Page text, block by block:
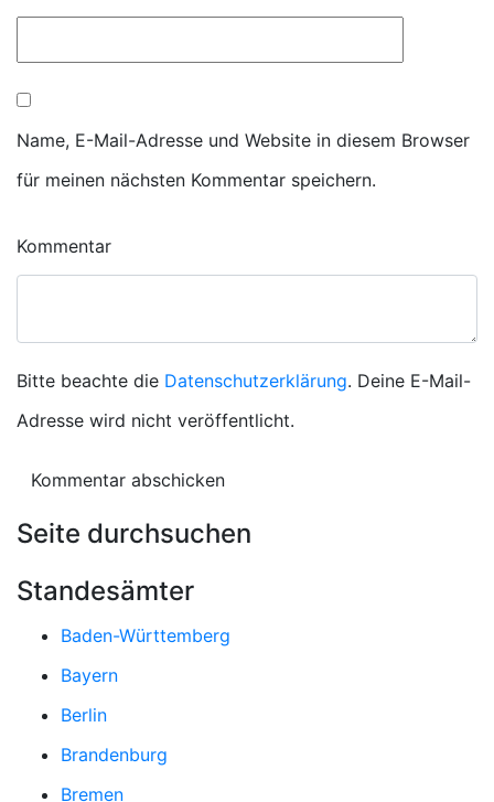
Name, E-Mail-Adresse und Website in diesem Browser
für meinen nächsten Kommentar speichern.
Kommentar
Bitte beachte die Datenschutzerklärung. Deine E-Mail-
Adresse wird nicht veröffentlicht.
Seite durchsuchen
Standesämter
Baden-Württemberg
Bayern
Berlin
Brandenburg
Bremen